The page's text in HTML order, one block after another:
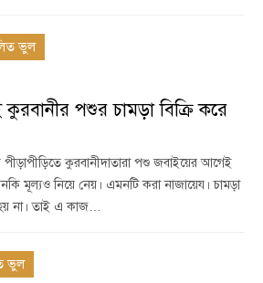
ভুল
পশুর চামড়া বিক্রি করে
কুরবানীদাতারা পশু জবাইয়ের আগেই
মূল্যও নিয়ে নেয়। এমনটি করা নাজায়েয। চামড়া
হয় না। তাই এ কাজ…
ভুল